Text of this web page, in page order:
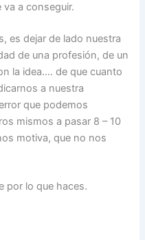
a conseguir.
es dejar de lado nuestra
de una profesión, de un
la idea…. de que cuanto
a nuestra
que podemos
mismos a pasar 8 – 10
motiva, que no nos
por lo que haces.